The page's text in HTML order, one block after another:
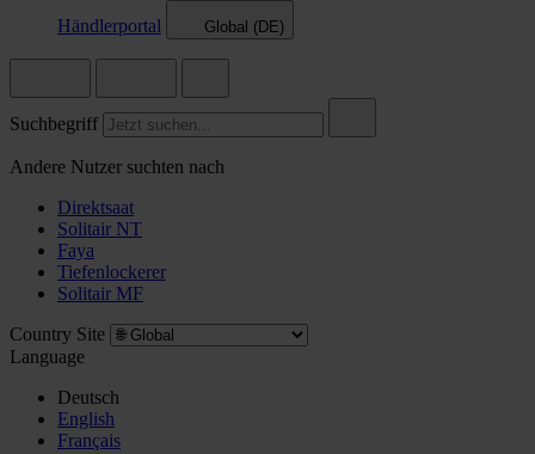
Händlerportal
Global (DE)
Suchbegriff
Andere Nutzer suchten nach
Direktsaat
Solitair NT
Faya
Tiefenlockerer
Solitair MF
Country Site
Language
Deutsch
English
Français